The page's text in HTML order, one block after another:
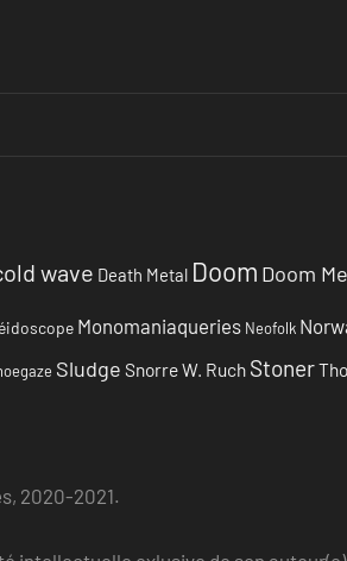
wave Death Metal Doom Doom
Monomaniaqueries Neofolk
Sludge Snorre W. Ruch Stoner
2020-2021.